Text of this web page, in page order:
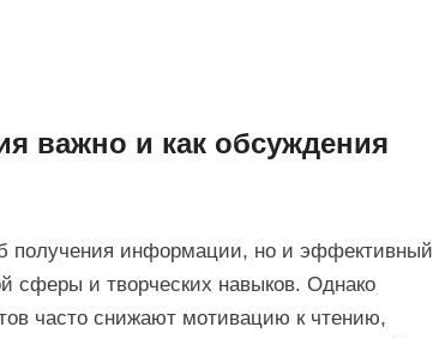
важно и как обсуждения
получения информации, но и эффективный
сферы и творческих навыков. Однако
часто снижают мотивацию к чтению,